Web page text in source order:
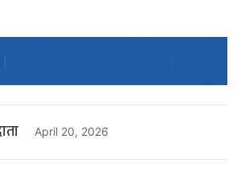
April 20, 2026